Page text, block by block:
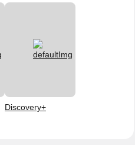
Discovery+